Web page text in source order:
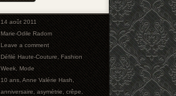
14 août 2011
Marie-Odile Radom
Leave a comment
Défilé Haute-Couture,Fashion
Week,Mode
10 ans,Anne Valérie Hash,
anniversaire,asymétrie,crêpe,